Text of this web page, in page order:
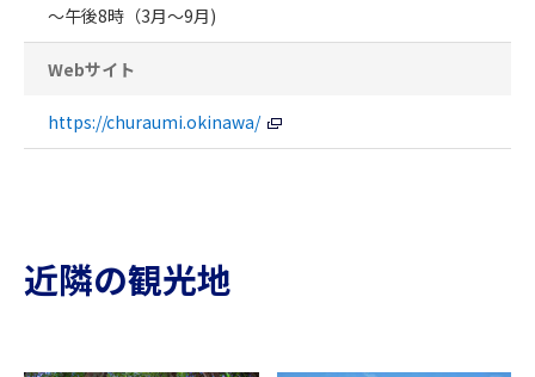
～午後8時（3月～9月)
Webサイト
https://churaumi.okinawa/
近隣の観光地